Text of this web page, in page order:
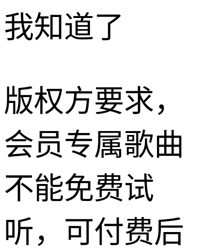
我知道了
版权方要求，
会员专属歌曲
不能免费试
听，可付费后